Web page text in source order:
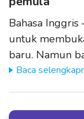
Bahasa
untuk
baru. Namun
Baca